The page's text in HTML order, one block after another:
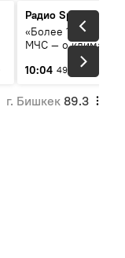
Радио Sputnik
«Более 1200 сёл в
МЧС — о климате,
системе
населения
10:04 49 мин
г. Бишкек 89.3